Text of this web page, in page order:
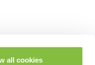
all cookies